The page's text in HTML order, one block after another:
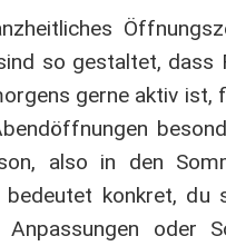
so gestaltet, dass
gerne aktiv
also in den
bedeutet konkret,
oder